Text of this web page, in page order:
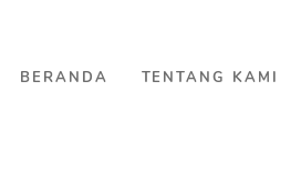
BERANDA TENTANG KAMI